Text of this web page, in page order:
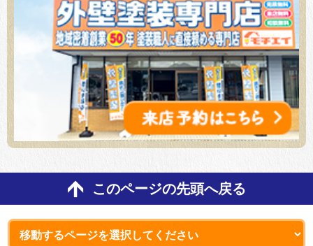
このページの先頭へ戻る